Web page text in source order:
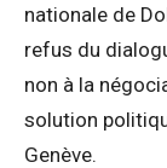
nationale de
refus du
non à la
solution
Genève.